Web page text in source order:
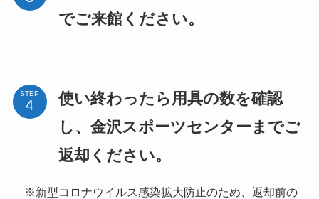
でご来館ください。
STEP
使い終わったら用具の数を確認
し、金沢スポーツセンターまでご
返却ください。
※新型コロナウイルス感染拡大防止のため、返却前の